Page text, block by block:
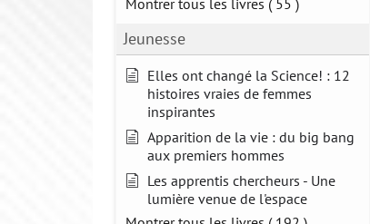
Montrer tous les livres ( 55 )
Jeunesse
Elles ont changé la Science! : 12
histoires vraies de femmes
inspirantes
Apparition de la vie : du big bang
aux premiers hommes
Les apprentis chercheurs - Une
lumière venue de l'espace